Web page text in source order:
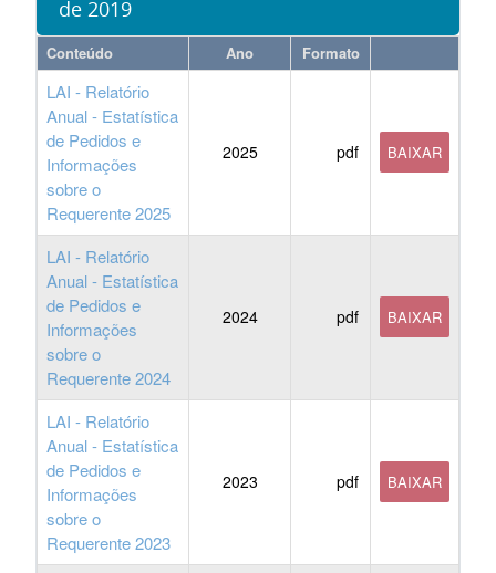
de 2019
Conteúdo Ano Formato
LAI - Relatório
Anual - Estatística
de Pedidos e
Informações
sobre o
Requerente 2025
2025 pdf BAIXAR
LAI - Relatório
Anual - Estatística
de Pedidos e
Informações
sobre o
Requerente 2024
2024 pdf BAIXAR
LAI - Relatório
Anual - Estatística
de Pedidos e
Informações
sobre o
Requerente 2023
2023 pdf BAIXAR